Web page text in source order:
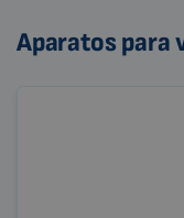
Aparatos para